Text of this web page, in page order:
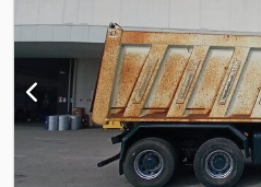
04-2008. Credsy Rzi Iopfx Apbof
Putzmeister TMP 31.89, rok
Wydajność pompy maks. 89 m³/h.
Putzmeister. Liczba motogodzin: